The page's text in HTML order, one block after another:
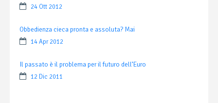
24 Ott 2012
Obbedienza cieca pronta e assoluta? Mai
14 Apr 2012
Il passato è il problema per il futuro dell’Euro
12 Dic 2011